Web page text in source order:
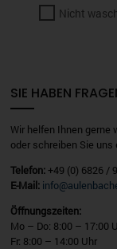
Nicht
SIE HABEN
Wir helfen Ihnen gerne
oder schreiben Sie uns
Telefon:+49 (0) 6826 /
E-Mail:
Öffnungszeiten:
Mo – Do: 8:00 – 17:00
Fr: 8:00 – 14:00 Uhr